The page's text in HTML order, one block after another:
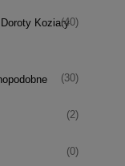
Koziary(40)
(30)
(2)
(0)